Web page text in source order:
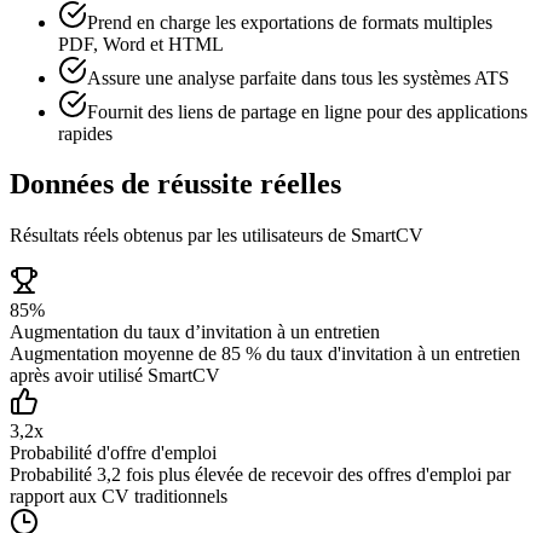
Prend en charge les exportations de formats multiples
PDF, Word et HTML
Assure une analyse parfaite dans tous les systèmes ATS
Fournit des liens de partage en ligne pour des applications
rapides
Données de réussite réelles
Résultats réels obtenus par les utilisateurs de SmartCV
85%
Augmentation du taux d’invitation à un entretien
Augmentation moyenne de 85 % du taux d'invitation à un entretien
après avoir utilisé SmartCV
3,2x
Probabilité d'offre d'emploi
Probabilité 3,2 fois plus élevée de recevoir des offres d'emploi par
rapport aux CV traditionnels